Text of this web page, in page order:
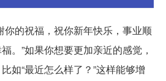
你的祝福，祝你新年快乐，事业顺
。”如果你想要更加亲近的感觉，
如“最近怎么样了？”这样能够增